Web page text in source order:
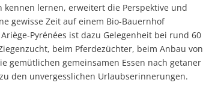
lernen, erweitert die Perspektive und
gewisse Zeit auf einem Bio-Bauernhof
Pyrénées ist dazu Gelegenheit bei rund 60
beim Pferdezüchter, beim Anbau von
gemütlichen gemeinsamen Essen nach getaner
den unvergesslichen Urlaubserinnerungen.